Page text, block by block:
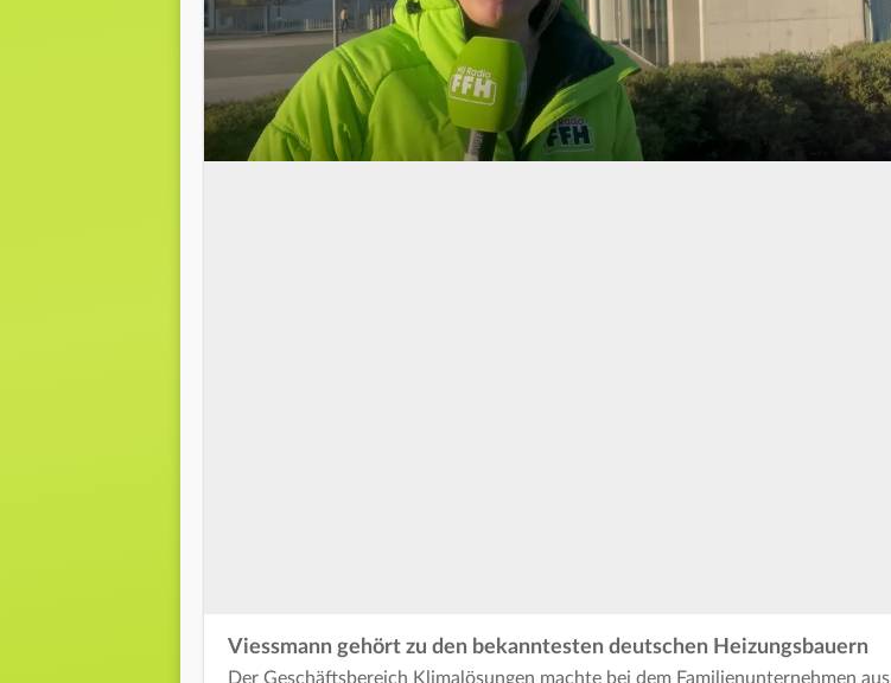
Viessmann gehört zu den bekanntesten deutschen Heizungsbauern
Der Geschäftsbereich Klimalösungen machte bei dem Familienunternehmen aus